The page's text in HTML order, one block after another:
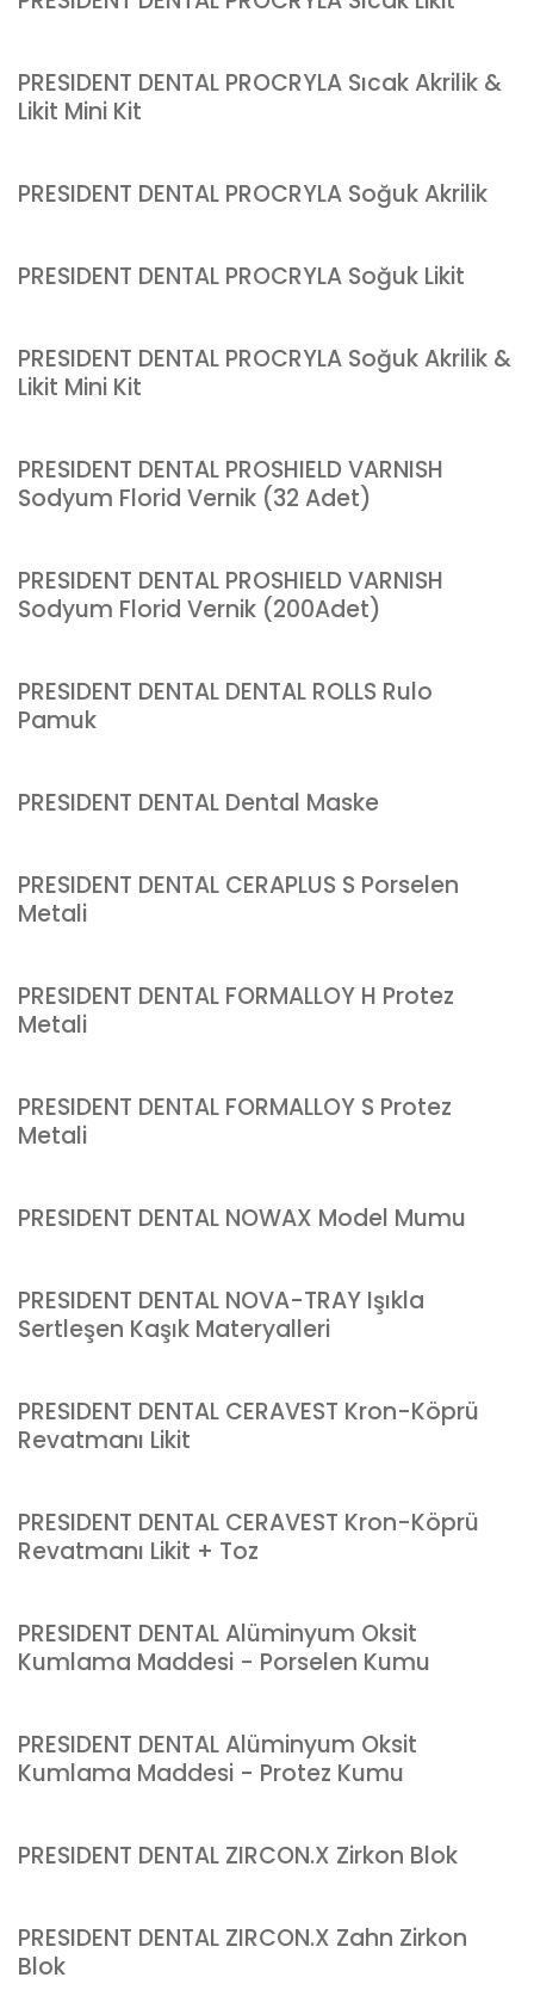
PRESIDENT DENTAL PROCRYLA Sıcak Akrilik &
Likit Mini Kit
PRESIDENT DENTAL PROCRYLA Soğuk Akrilik
PRESIDENT DENTAL PROCRYLA Soğuk Likit
PRESIDENT DENTAL PROCRYLA Soğuk Akrilik &
Likit Mini Kit
PRESIDENT DENTAL PROSHIELD VARNISH
Sodyum Florid Vernik (32 Adet)
PRESIDENT DENTAL PROSHIELD VARNISH
Sodyum Florid Vernik (200Adet)
PRESIDENT DENTAL DENTAL ROLLS Rulo
Pamuk
PRESIDENT DENTAL Dental Maske
PRESIDENT DENTAL CERAPLUS S Porselen
Metali
PRESIDENT DENTAL FORMALLOY H Protez
Metali
PRESIDENT DENTAL FORMALLOY S Protez
Metali
PRESIDENT DENTAL NOWAX Model Mumu
PRESIDENT DENTAL NOVA-TRAY Işıkla
Sertleşen Kaşık Materyalleri
PRESIDENT DENTAL CERAVEST Kron-Köprü
Revatmanı Likit
PRESIDENT DENTAL CERAVEST Kron-Köprü
Revatmanı Likit + Toz
PRESIDENT DENTAL Alüminyum Oksit
Kumlama Maddesi - Porselen Kumu
PRESIDENT DENTAL Alüminyum Oksit
Kumlama Maddesi - Protez Kumu
PRESIDENT DENTAL ZIRCON.X Zirkon Blok
PRESIDENT DENTAL ZIRCON.X Zahn Zirkon
Blok